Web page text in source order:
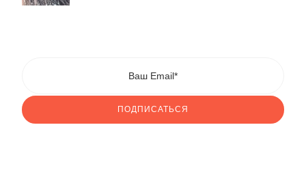
ПОДПИСАТЬСЯ